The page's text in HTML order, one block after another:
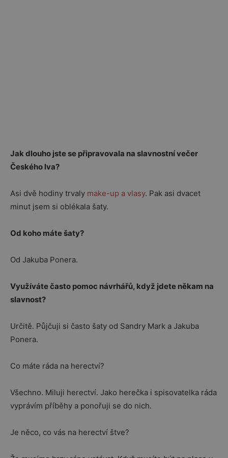
Jak dlouho jste se připravovala na slavnostní večer
Českého lva?
Asi dvě hodiny trvaly make-up a vlasy. Pak asi dvacet
minut jsem si oblékala šaty.
Od koho máte šaty?
Od Jakuba Ponera.
Využíváte často pomoc návrhářů, když jdete někam na
slavnost?
Určitě. Půjčuji si často šaty od Sandry Mark a Jakuba
Ponera.
Co máte ráda na herectví?
Všechno. Miluji herectví. Jako herečka i spisovatelka ráda
vyprávím příběhy a ponořuji se do nich.
Je něco, co vás na herectví štve?